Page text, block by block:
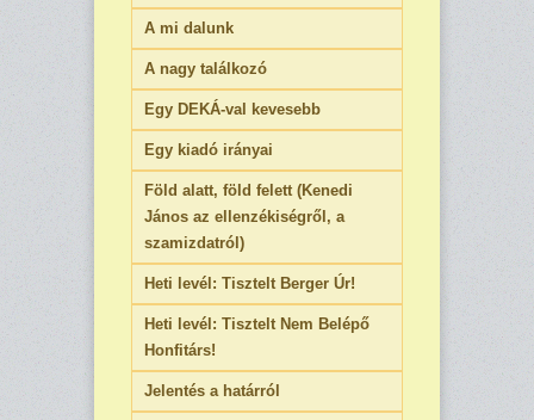
A mi dalunk
A nagy találkozó
Egy DEKÁ-val kevesebb
Egy kiadó irányai
Föld alatt, föld felett (Kenedi
János az ellenzékiségről, a
szamizdatról)
Heti levél: Tisztelt Berger Úr!
Heti levél: Tisztelt Nem Belépő
Honfitárs!
Jelentés a határról